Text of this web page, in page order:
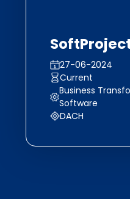
27-06-2024
Current
Business
Software
DACH